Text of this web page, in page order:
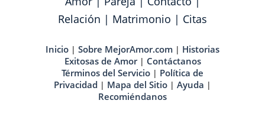
Relación | Matrimonio | Citas
Inicio | Sobre MejorAmor.com | Historias
Exitosas de Amor| Contáctanos
Términos del Servicio | Política de
Privacidad | Mapa del Sitio | Ayuda |
Recomiéndanos